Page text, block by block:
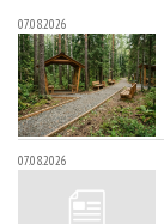
07.08.2026
07.08.2026